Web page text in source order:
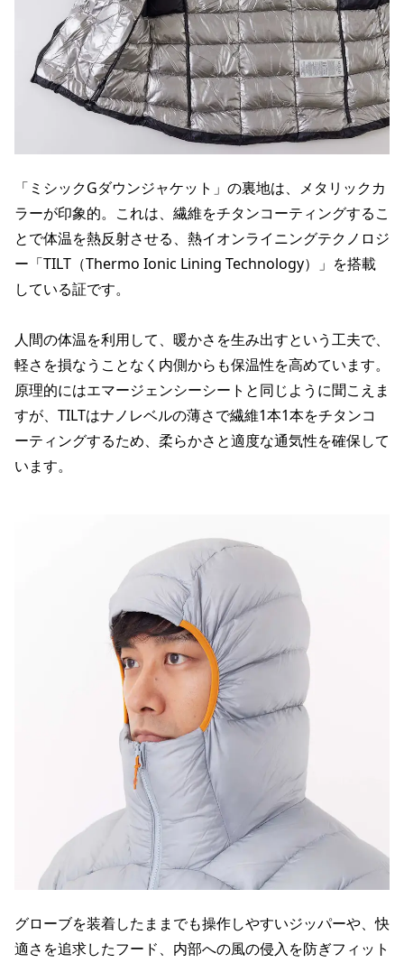
「ミシックGダウンジャケット」の裏地は、メタリックカ
ラーが印象的。これは、繊維をチタンコーティングするこ
とで体温を熱反射させる、熱イオンライニングテクノロジ
ー「TILT（Thermo Ionic Lining Technology）」を搭載
している証です。
人間の体温を利用して、暖かさを生み出すという工夫で、
軽さを損なうことなく内側からも保温性を高めています。
原理的にはエマージェンシーシートと同じように聞こえま
すが、TILTはナノレベルの薄さで繊維1本1本をチタンコ
ーティングするため、柔らかさと適度な通気性を確保して
います。
グローブを装着したままでも操作しやすいジッパーや、快
適さを追求したフード、内部への風の侵入を防ぎフィット